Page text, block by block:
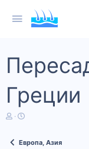
Греции
А
о
Д
а
Европа, Азия